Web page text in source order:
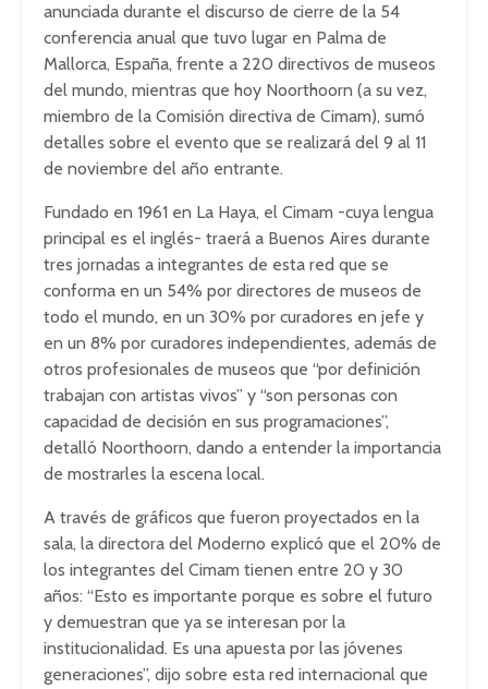
anunciada durante el discurso de cierre de la 54
conferencia anual que tuvo lugar en Palma de
Mallorca, España, frente a 220 directivos de museos
del mundo, mientras que hoy Noorthoorn (a su vez,
miembro de la Comisión directiva de Cimam), sumó
detalles sobre el evento que se realizará del 9 al 11
de noviembre del año entrante.
Fundado en 1961 en La Haya, el Cimam -cuya lengua
principal es el inglés- traerá a Buenos Aires durante
tres jornadas a integrantes de esta red que se
conforma en un 54% por directores de museos de
todo el mundo, en un 30% por curadores en jefe y
en un 8% por curadores independientes, además de
otros profesionales de museos que “por definición
trabajan con artistas vivos” y “son personas con
capacidad de decisión en sus programaciones”,
detalló Noorthoorn, dando a entender la importancia
de mostrarles la escena local.
A través de gráficos que fueron proyectados en la
sala, la directora del Moderno explicó que el 20% de
los integrantes del Cimam tienen entre 20 y 30
años: “Esto es importante porque es sobre el futuro
y demuestran que ya se interesan por la
institucionalidad. Es una apuesta por las jóvenes
generaciones”, dijo sobre esta red internacional que